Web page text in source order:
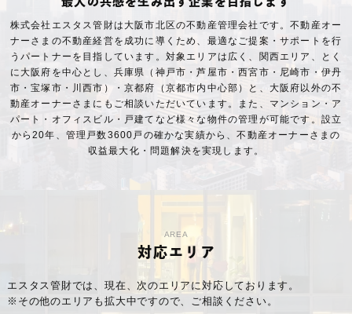
株式会社エスタス管財は大阪市北区の不動産管理会社です。不動産オー
ナーさまの不動産経営を成功に導くため、最適なご提案・サポートを行
うパートナーを目指しています。対象エリアは広く、関西エリア、とく
に大阪府を中心とし、兵庫県（神戸市・芦屋市・西宮市・尼崎市・伊丹
市・宝塚市・川西市）・京都府（京都市内中心部）と、大阪府以外の不
動産オーナーさまにもご相談いただいています。また、マンション・ア
パート・オフィスビル・戸建てなど様々な物件の管理が可能です。設立
から20年、管理戸数3600戸の確かな実績から、不動産オーナーさまの
収益最大化・問題解決を実現します。
AREA
対応エリア
エスタス管財では、現在、次のエリアに対応しております。
※その他のエリアも拡大中ですので、ご相談ください。